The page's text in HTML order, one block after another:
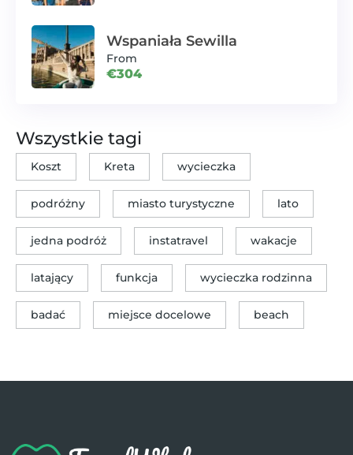
Wspaniała Sewilla
From
€304
Wszystkie tagi
Koszt Kreta wycieczka
podróżny miasto turystyczne lato
jedna podróż instatravel wakacje
latający funkcja wycieczka rodzinna
badać miejsce docelowe beach